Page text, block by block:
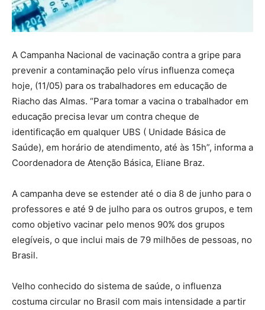
A Campanha Nacional de vacinação contra a gripe para
prevenir a contaminação pelo vírus influenza começa
hoje, (11/05) para os trabalhadores em educação de
Riacho das Almas. “Para tomar a vacina o trabalhador em
educação precisa levar um contra cheque de
identificação em qualquer UBS ( Unidade Básica de
Saúde), em horário de atendimento, até às 15h”, informa a
Coordenadora de Atenção Básica, Eliane Braz.
A campanha deve se estender até o dia 8 de junho para o
professores e até 9 de julho para os outros grupos, e tem
como objetivo vacinar pelo menos 90% dos grupos
elegíveis, o que inclui mais de 79 milhões de pessoas, no
Brasil.
Velho conhecido do sistema de saúde, o influenza
costuma circular no Brasil com mais intensidade a partir